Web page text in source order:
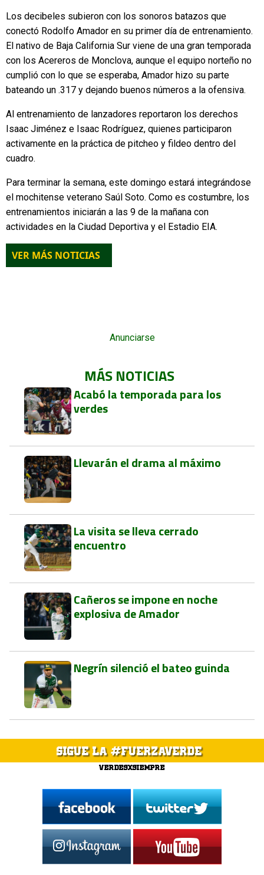
Los decibeles subieron con los sonoros batazos que
conectó Rodolfo Amador en su primer día de entrenamiento.
El nativo de Baja California Sur viene de una gran temporada
con los Acereros de Monclova, aunque el equipo norteño no
cumplió con lo que se esperaba, Amador hizo su parte
bateando un .317 y dejando buenos números a la ofensiva.
Al entrenamiento de lanzadores reportaron los derechos
Isaac Jiménez e Isaac Rodríguez, quienes participaron
activamente en la práctica de pitcheo y fildeo dentro del
cuadro.
Para terminar la semana, este domingo estará integrándose
el mochitense veterano Saúl Soto. Como es costumbre, los
entrenamientos iniciarán a las 9 de la mañana con
actividades en la Ciudad Deportiva y el Estadio EIA.
VER MÁS NOTICIAS
Anunciarse
MÁS NOTICIAS
Acabó la temporada para los
verdes
Llevarán el drama al máximo
La visita se lleva cerrado
encuentro
Cañeros se impone en noche
explosiva de Amador
Negrín silenció el bateo guinda
SIGUE LA #FUERZAVERDE
VERDESXSIEMPRE